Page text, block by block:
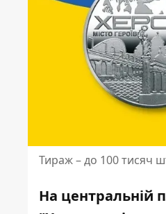
Тираж – до 100 тисяч
На центральній